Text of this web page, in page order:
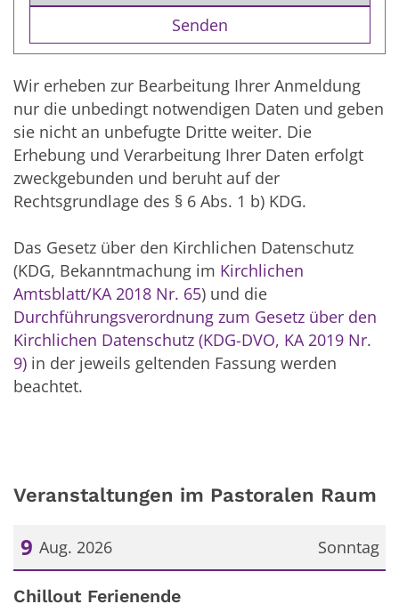
Wir erheben zur Bearbeitung Ihrer Anmeldung
nur die unbedingt notwendigen Daten und geben
sie nicht an unbefugte Dritte weiter. Die
Erhebung und Verarbeitung Ihrer Daten erfolgt
zweckgebunden und beruht auf der
Rechtsgrundlage des § 6 Abs. 1 b) KDG.
Das Gesetz über den Kirchlichen Datenschutz
(KDG, Bekanntmachung im Kirchlichen
Amtsblatt/KA 2018 Nr. 65) und die
Durchführungsverordnung zum Gesetz über den
Kirchlichen Datenschutz (KDG-DVO, KA 2019 Nr.
9) in der jeweils geltenden Fassung werden
beachtet.
Veranstaltungen im Pastoralen Raum
Sonntag
9 Aug. 2026
Datum: 9. August 2026
Chillout Ferienende